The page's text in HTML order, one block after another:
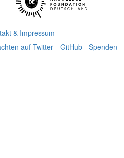
& Impressum
auf Twitter
GitHub Spenden